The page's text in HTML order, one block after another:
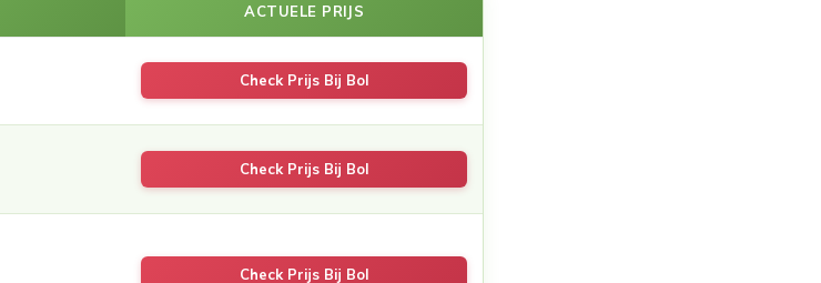
ACTUELE PRIJS
Check Prijs Bij Bol
Check Prijs Bij Bol
Check Prijs Bij Bol